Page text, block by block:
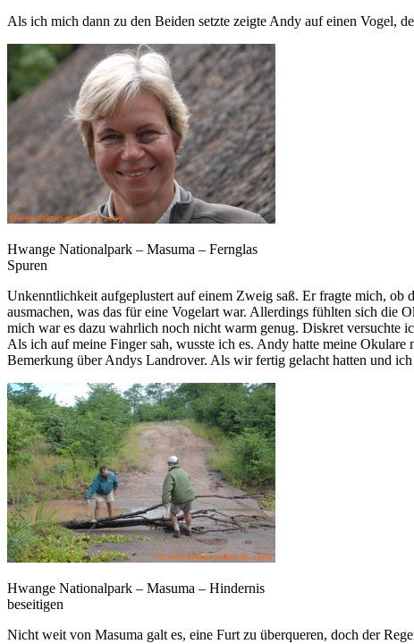
Als ich mich dann zu den Beiden setzte zeigte Andy auf einen Vogel,
Hwange Nationalpark – Masuma – Fernglas
Spuren
Unkenntlichkeit aufgeplustert auf einem Zweig saß. Er fragte mich, ob
ausmachen, was das für eine Vogelart war. Allerdings fühlten sich die
mich war es dazu wahrlich noch nicht warm genug. Diskret versuchte
Als ich auf meine Finger sah, wusste ich es. Andy hatte meine
Bemerkung über Andys Landrover. Als wir fertig gelacht hatten und
Hwange Nationalpark – Masuma – Hindernis
beseitigen
Nicht weit von Masuma galt es, eine Furt zu überqueren, doch der